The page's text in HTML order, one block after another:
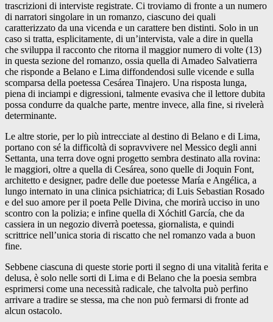
trascrizioni di interviste registrate. Ci troviamo di fronte a un numero
di narratori singolare in un romanzo, ciascuno dei quali
caratterizzato da una vicenda e un carattere ben distinti. Solo in un
caso si tratta, esplicitamente, di un’intervista, vale a dire in quella
che sviluppa il racconto che ritorna il maggior numero di volte (13)
in questa sezione del romanzo, ossia quella di Amadeo Salvatierra
che risponde a Belano e Lima diffondendosi sulle vicende e sulla
scomparsa della poetessa Cesárea Tinajero. Una risposta lunga,
piena di inciampi e digressioni, talmente evasiva che il lettore dubita
possa condurre da qualche parte, mentre invece, alla fine, si rivelerà
determinante.
Le altre storie, per lo più intrecciate al destino di Belano e di Lima,
portano con sé la difficoltà di sopravvivere nel Messico degli anni
Settanta, una terra dove ogni progetto sembra destinato alla rovina:
le maggiori, oltre a quella di Cesárea, sono quelle di Joquin Font,
architetto e designer, padre delle due poetesse María e Angélica, a
lungo internato in una clinica psichiatrica; di Luis Sebastian Rosado
e del suo amore per il poeta Pelle Divina, che morirà ucciso in uno
scontro con la polizia; e infine quella di Xóchitl García, che da
cassiera in un negozio diverrà poetessa, giornalista, e quindi
scrittrice nell’unica storia di riscatto che nel romanzo vada a buon
fine.
Sebbene ciascuna di queste storie porti il segno di una vitalità ferita e
delusa, è solo nelle sorti di Lima e di Belano che la poesia sembra
esprimersi come una necessità radicale, che talvolta può perfino
arrivare a tradire se stessa, ma che non può fermarsi di fronte ad
alcun ostacolo.